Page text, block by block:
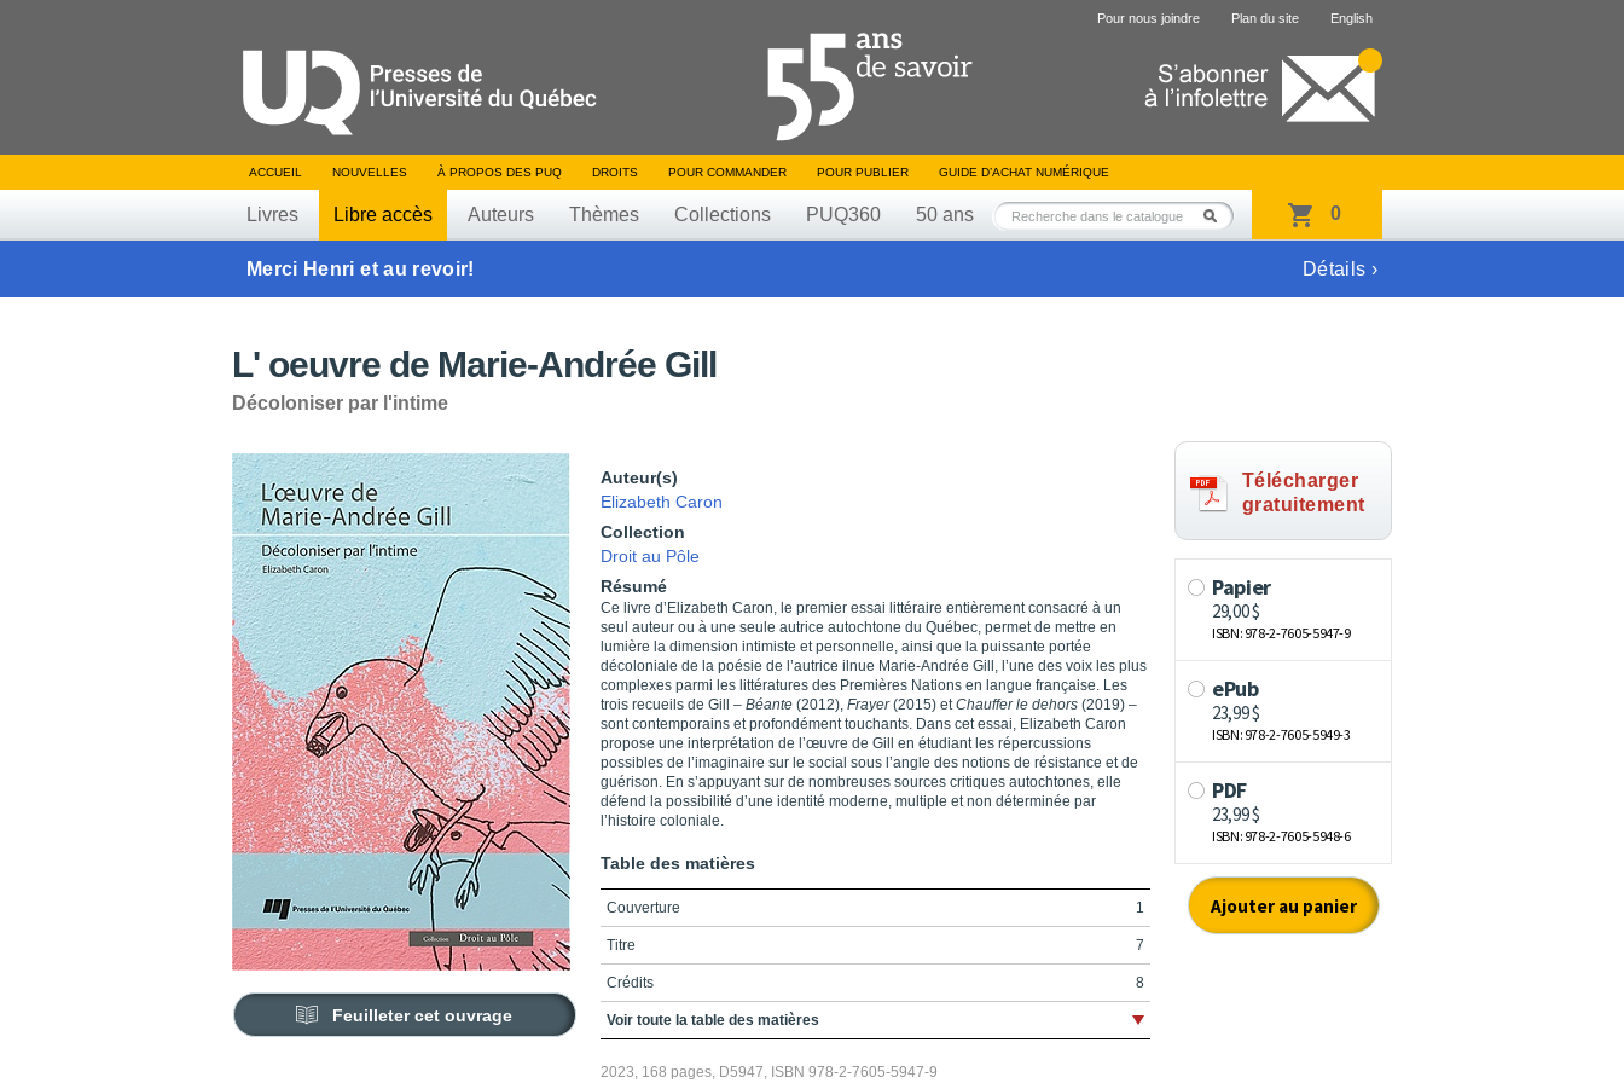
Pour nous joindre Plan du site English
ACCUEIL NOUVELLES À PROPOS DES PUQ DROITS POUR COMMANDER POUR PUBLIER GUIDE D’ACHAT NUMÉRIQUE
Livres Libre accès Auteurs Thèmes Collections PUQ360 50 ans 0
Merci Henri et au revoir! Détails ›
L' oeuvre de Marie-Andrée Gill
Décoloniser par l'intime
Feuilleter cet ouvrage
Auteur(s)
Elizabeth Caron
Collection
Droit au Pôle
Résumé
Ce livre d’Elizabeth Caron, le premier essai littéraire entièrement consacré à un
seul auteur ou à une seule autrice autochtone du Québec, permet de mettre en
lumière la dimension intimiste et personnelle, ainsi que la puissante portée
décoloniale de la poésie de l’autrice ilnue Marie-Andrée Gill, l’une des voix les plus
complexes parmi les littératures des Premières Nations en langue française. Les
trois recueils de Gill – Béante (2012), Frayer(2015) etChauffer le dehors (2019) –
sont contemporains et profondément touchants. Dans cet essai, Elizabeth Caron
propose une interprétation de l’œuvre de Gill en étudiant les répercussions
possibles de l’imaginaire sur le social sous l’angle des notions de résistance et de
guérison. En s’appuyant sur de nombreuses sources critiques autochtones, elle
défend la possibilité d’une identité moderne, multiple et non déterminée par
l’histoire coloniale.
Table des matières
Couverture 1
Titre 7
Crédits 8
Table des matières 9
autochtones au Québec
Voir toute la table des matières
2023, 168 pages, D5947, ISBN 978-2-7605-5947-9
Télécharger
gratuitement